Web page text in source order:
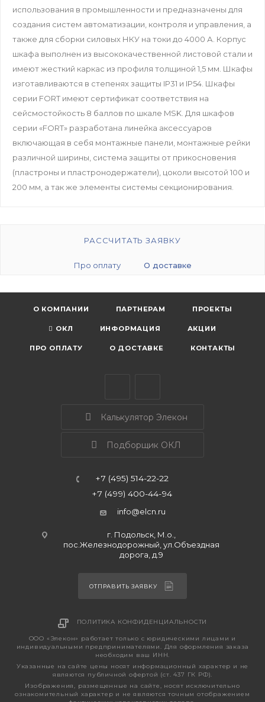
использования в промышленности и предназначены для
создания систем автоматизации, контроля и управления, а
также для сборки силовых НКУ на токи до 4000 А. Корпус
шкафа выполнен из высококачественной листовой стали и
имеют жесткий каркас из профиля толщиной 1,5 мм. Шкафы
изготавливаются в степенях защиты IP31 и IP54. Шкафы
серии FORT имеют сертификат соответствия на
сейсмостойкость 8 баллов по шкале MSK. Для шкафов
серии «FORT» разработана линейка аксессуаров
включающая в себя монтажные панели, монтажные рейки
различной ширины, система защиты от прикосновения
(пластроны и пластронодержатели), цоколи высотой 100 и
200 мм, а так же элементы системы секционирования.
РАССЧИТАТЬ ЗАЯВКУ
Про оплату О доставке
О КОМПАНИИ ПАРТНЕРАМ ПРОЕКТЫ
ОКЛ ИНФОРМАЦИЯ АКЦИИ
ПРО ОПЛАТУ О ДОСТАВКЕ КОНТАКТЫ
Калькулятор Элекон
Подборщик ОКЛ
+7 (495) 514-22-22
+7 (499) 400-44-94
info@elcn.ru
г. Подольск, М.о.,
пос.Железнодорожный, ул.Объездная
дорога, д.9
ОТПРАВИТЬ ЗАЯВКУ
ПОЛИТИКА КОНФИДЕНЦИАЛЬНОСТИ
ООО «Элекон» работает только с юридическими лицами и
индивидуальными предпринимателями. Для оформления заказа
необходим ваш ИНН.
Указанные на сайте цены носят информационный характер и не
являются публичной офертой (ст. 437 ГК РФ).
Изображения, размещенные на сайте, носят исключительно
ознакомительный характер и не являются точным отображением